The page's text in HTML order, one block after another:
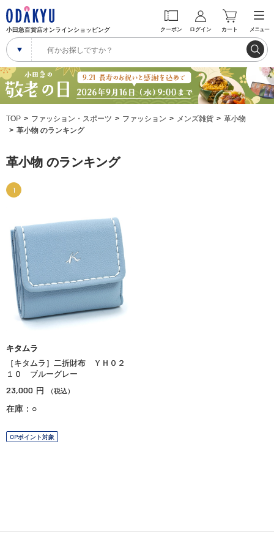
小田急百貨店オンラインショッピング クーポン ログイン カート メニュー
TOP ファッション・スポーツ ファッション メンズ雑貨
革小物
革小物 のランキング
革小物 のランキング
1
キタムラ
［キタムラ］二折財布 ＹＨ０２
１０ ブルーグレー
23,000 円 （税込）
在庫：○
OPポイント対象